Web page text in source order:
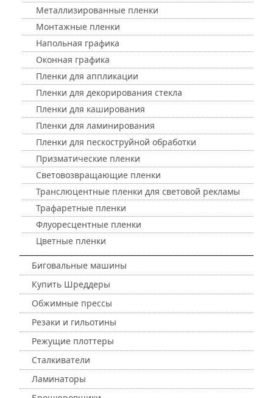
Металлизированные пленки
Монтажные пленки
Напольная графика
Оконная графика
Пленки для аппликации
Пленки для декорирования стекла
Пленки для каширования
Пленки для ламинирования
Пленки для пескоструйной обработки
Призматические пленки
Световозвращающие пленки
Транслюцентные пленки для световой рекламы
Трафаретные пленки
Флуоресцентные пленки
Цветные пленки
Биговальные машины
Купить Шреддеры
Обжимные прессы
Резаки и гильотины
Режущие плоттеры
Сталкиватели
Ламинаторы